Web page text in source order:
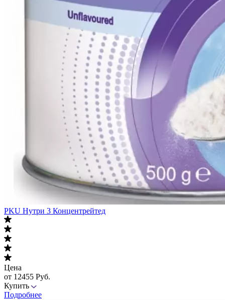
PKU Нутри 3 Концентрейтед
Цена
от 12455 Руб.
Купить
Подробнее